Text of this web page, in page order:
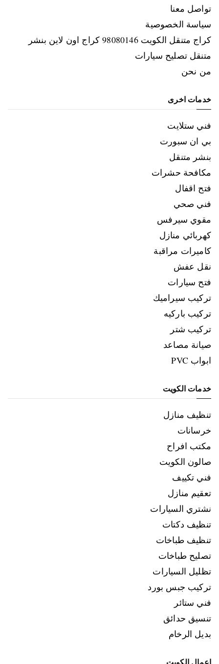
تواصل معنا
سياسة الخصوصية
كراج متنقل الكويت 98080146‬ كراج اون لاين بنشر
متنقل تصليح سيارات
من نحن
خدمات اخرى
فني ستلايت
بي ان سبورت
بنشر متنقل
مكافحة حشرات
فتح اقفال
فني صحي
مقوي سيرفس
كهربائي منازل
كاميرات مراقبة
نقل عفش
فتح سيارات
تركيب سيراميك
تركيب باركيه
تركيب شتر
صيانة مصاعد
ابواب PVC
خدمات الكويت
تنظيف منازل
خرسانات
مكتب افراح
صالون الكويت
فني تكييف
تعقيم منازل
نشتري السيارات
تنظيف دكتات
تنظيف طباخات
تصليح طباخات
تظليل السيارات
تركيب جبس بورد
فني ستائر
تنسيق حدائق
بديل الرخام